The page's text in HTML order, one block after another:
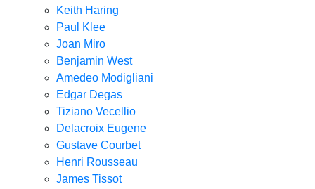
Keith Haring
Paul Klee
Joan Miro
Benjamin West
Amedeo Modigliani
Edgar Degas
Tiziano Vecellio
Delacroix Eugene
Gustave Courbet
Henri Rousseau
James Tissot